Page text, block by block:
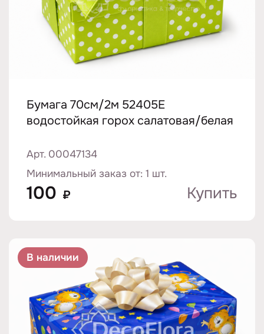
Бумага 70см/2м 52405E
водостойкая горох салатовая/белая
Арт. 00047134
Минимальный заказ от: 1 шт.
100 ₽ Купить
В наличии